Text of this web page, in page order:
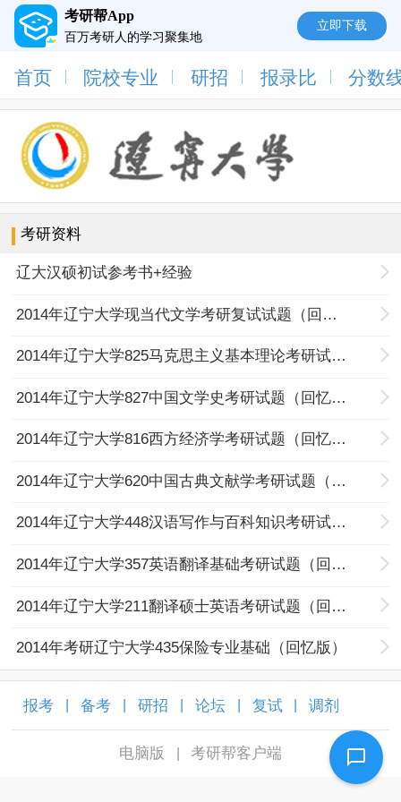
考研帮App
百万考研人的学习聚集地
立即下载
首页 院校专业 研招 报录比 分数
考研资料
辽大汉硕初试参考书+经验
2014年辽宁大学现当代文学考研复试试题（回忆版）
2014年辽宁大学825马克思主义基本理论考研试题（回忆版）
2014年辽宁大学827中国文学史考研试题（回忆版）
2014年辽宁大学816西方经济学考研试题（回忆版）
2014年辽宁大学620中国古典文献学考研试题（回忆版）
2014年辽宁大学448汉语写作与百科知识考研试题（回忆版）
2014年辽宁大学357英语翻译基础考研试题（回忆版）
2014年辽宁大学211翻译硕士英语考研试题（回忆版）
2014年考研辽宁大学435保险专业基础（回忆版）
报考 备考 研招 论坛 复试 调剂
电脑版 考研帮客户端